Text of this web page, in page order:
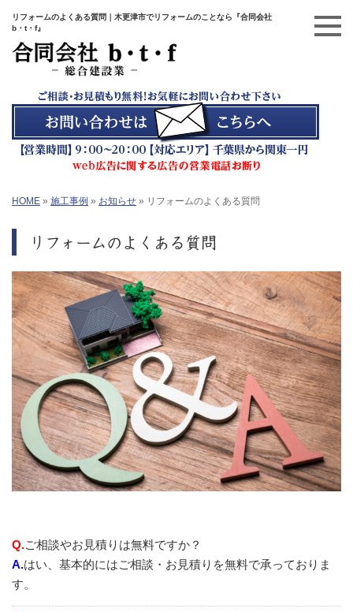
リフォームのよくある質問｜木更津市でリフォームのことなら『合同会社
b・t・f』
HOME » 施工事例 » お知らせ » リフォームのよくある質問
リフォームのよくある質問
Q.ご相談やお見積りは無料ですか？
A.はい、基本的にはご相談・お見積りを無料で承っておりま
す。